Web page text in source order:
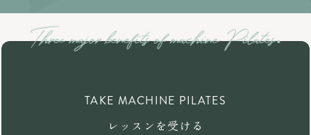
TAKE MACHINE PILATES
レッスンを受ける